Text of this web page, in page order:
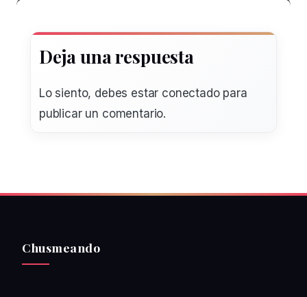
Deja una respuesta
Lo siento, debes estar conectadopara
publicar un comentario.
Chusmeando